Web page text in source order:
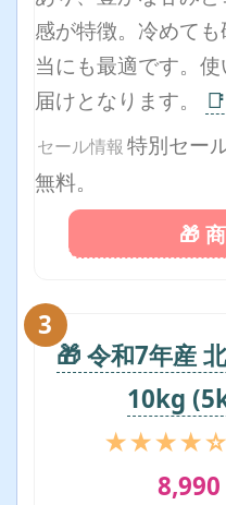
感が特徴。冷めて
当にも最適です。
届けとなります。
セール情報 特別セー
無料。
🎁
3
🎁 令和7年産
10kg
★★★★☆
8,990